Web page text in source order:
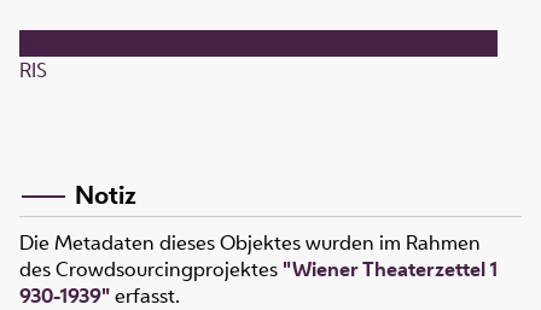
RIS
Notiz
Die Metadaten dieses Objektes wurden im Rahmen
des Crowdsourcingprojektes "Wiener Theaterzettel 1
930-1939"erfasst.